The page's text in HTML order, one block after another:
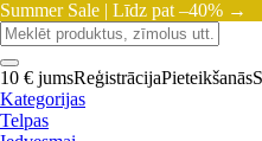
Summer Sale | Līdz pat –40% →
10 € jumsReģistrācijaPieteikšanās
Kategorijas
Telpas